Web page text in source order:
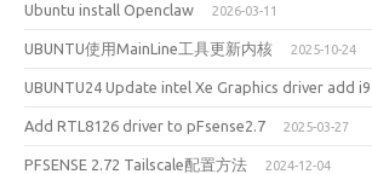
Ubuntu install Openclaw 2026-03-11
UBUNTU使用MainLine工具更新内核 2025-10-24
UBUNTU24 Update intel Xe Graphics driver add
Add RTL8126 driver to pFsense2.7 2025-03-27
PFSENSE 2.72 Tailscale配置方法 2024-12-04